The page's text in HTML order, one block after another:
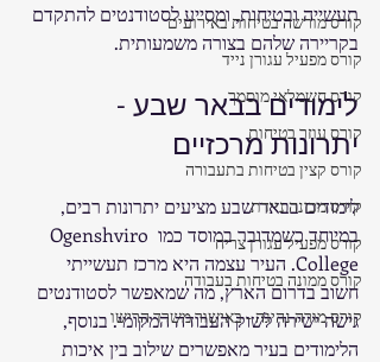
קורס מורשה בטיחות באירועים
קורס מפעיל עגורן נייד
קורס חשמלאי מוסמך
קורס עוזר בטיחות
קורס קצין בטיחות בתעבורה
קורס מכונה ניידת
קורס מפעיל עגורן צריח
קורס ממונה בטיחות בעבודה
קורס מורה נהיגה - באישור משרד הרישו
תעשייה ובטיחות, ומסייע לסטודנטים להתקדם
בקריירה שלהם בצורה משמעותית.
לימודים בבאר שבע -
יתרונות מרכזיים
לימודים בבאר שבע מציעים יתרונות רבים,
במיוחד כשמדובר במוסד כמו Ogenshviro
College. העיר עצמה היא מרכז תעשייתי
חשוב בדרום הארץ, מה שמאפשר לסטודנטים
גישה ישירה לשוק העבודה המקומי. בנוסף,
הלימודים בעיר מאפשרים שילוב בין איכות